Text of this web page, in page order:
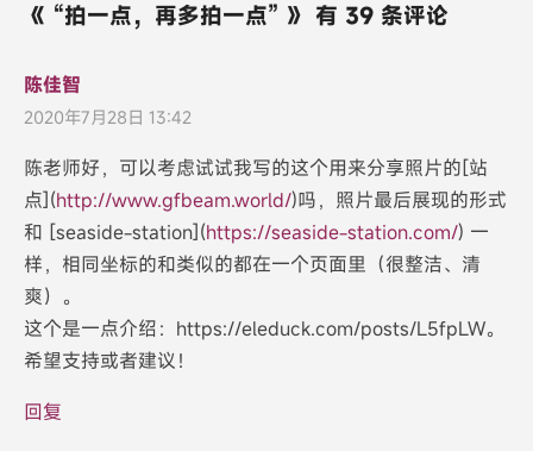
《 “拍一点，再多拍一点” 》 有 39 条评论
陈佳智
2020年7月28日 13:42
陈老师好，可以考虑试试我写的这个用来分享照片的[站
点](http://www.gfbeam.world/)吗，照片最后展现的形式
和 [seaside-station](https://seaside-station.com/) 一
样，相同坐标的和类似的都在一个页面里（很整洁、清
爽）。
这个是一点介绍：https://eleduck.com/posts/L5fpLW。
希望支持或者建议！
回复